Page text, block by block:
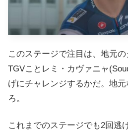
このステージで注目は、地元
TGVことレミ・カヴァニャ
げにチャレンジするかだ。地
ろ。
これまでのステージでも2回逃